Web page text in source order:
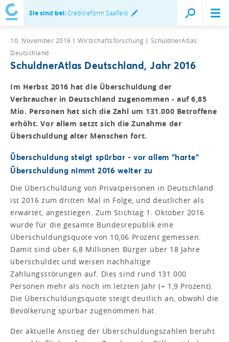
Sie sind bei:Creditreform Saalfeld
10. November 2016 Wirtschaftsforschung
SchuldnerAtlas
Deutschland
SchuldnerAtlas Deutschland, Jahr 2016
Im Herbst 2016 hat die Überschuldung der
Verbraucher in Deutschland zugenommen - auf 6,85
Mio. Personen hat sich die Zahl um 131.000 Betroffene
erhöht. Vor allem setzt sich die Zunahme der
Überschuldung alter Menschen fort.
Überschuldung steigt spürbar - vor allem "harte"
Überschuldung nimmt 2016 weiter zu
Die Überschuldung von Privatpersonen in Deutschland
ist 2016 zum dritten Mal in Folge, und deutlicher als
erwartet, angestiegen. Zum Stichtag 1. Oktober 2016
wurde für die gesamte Bundesrepublik eine
Überschuldungsquote von 10,06 Prozent gemessen.
Damit sind über 6,8 Millionen Bürger über 18 Jahre
überschuldet und weisen nachhaltige
Zahlungsstörungen auf. Dies sind rund 131.000
Personen mehr als noch im letzten Jahr (+ 1,9 Prozent).
Die Überschuldungsquote steigt deutlich an, obwohl die
Bevölkerung spürbar zugenommen hat.
Der aktuelle Anstieg der Überschuldungszahlen beruht